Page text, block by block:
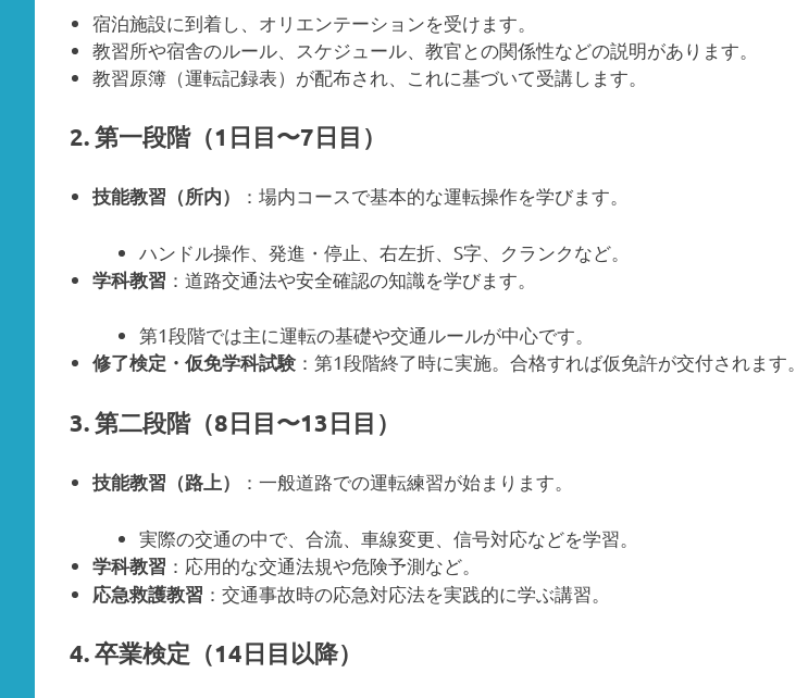
宿泊施設に到着し、オリエンテーションを受けます。
教習所や宿舎のルール、スケジュール、教官との関係性などの説明があります。
教習原簿（運転記録表）が配布され、これに基づいて受講します。
2. 第一段階（1日目〜7日目）
技能教習（所内） ：場内コースで基本的な運転操作を学びます。
ハンドル操作、発進・停止、右左折、S字、クランクなど。
学科教習 ：道路交通法や安全確認の知識を学びます。
第1段階では主に運転の基礎や交通ルールが中心です。
修了検定・仮免学科試験 ：第1段階終了時に実施。合格すれば仮免許が交付されます。
3. 第二段階（8日目〜13日目）
技能教習（路上） ：一般道路での運転練習が始まります。
実際の交通の中で、合流、車線変更、信号対応などを学習。
学科教習 ：応用的な交通法規や危険予測など。
応急救護教習 ：交通事故時の応急対応法を実践的に学ぶ講習。
4. 卒業検定（14日目以降）